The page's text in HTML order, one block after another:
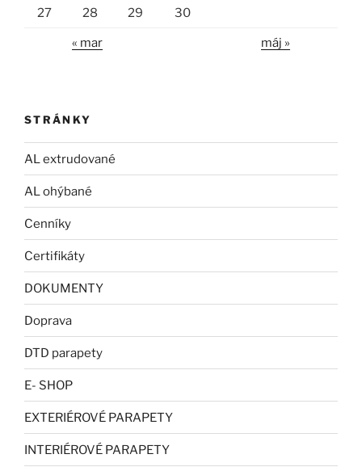
27 28 29 30
« mar máj »
STRÁNKY
AL extrudované
AL ohýbané
Cenníky
Certifikáty
DOKUMENTY
Doprava
DTD parapety
E- SHOP
EXTERIÉROVÉ PARAPETY
INTERIÉROVÉ PARAPETY